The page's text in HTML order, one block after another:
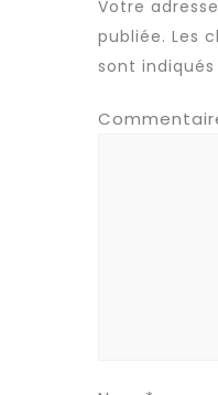
Votre
publiée. Les
sont